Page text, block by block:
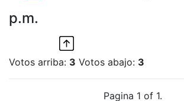
p.m.
Votos arriba: 3 Votos abajo: 3
Pagina 1 of 1.